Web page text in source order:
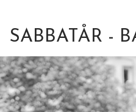
SABBATÅR -